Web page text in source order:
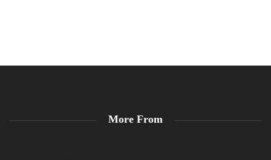
More From